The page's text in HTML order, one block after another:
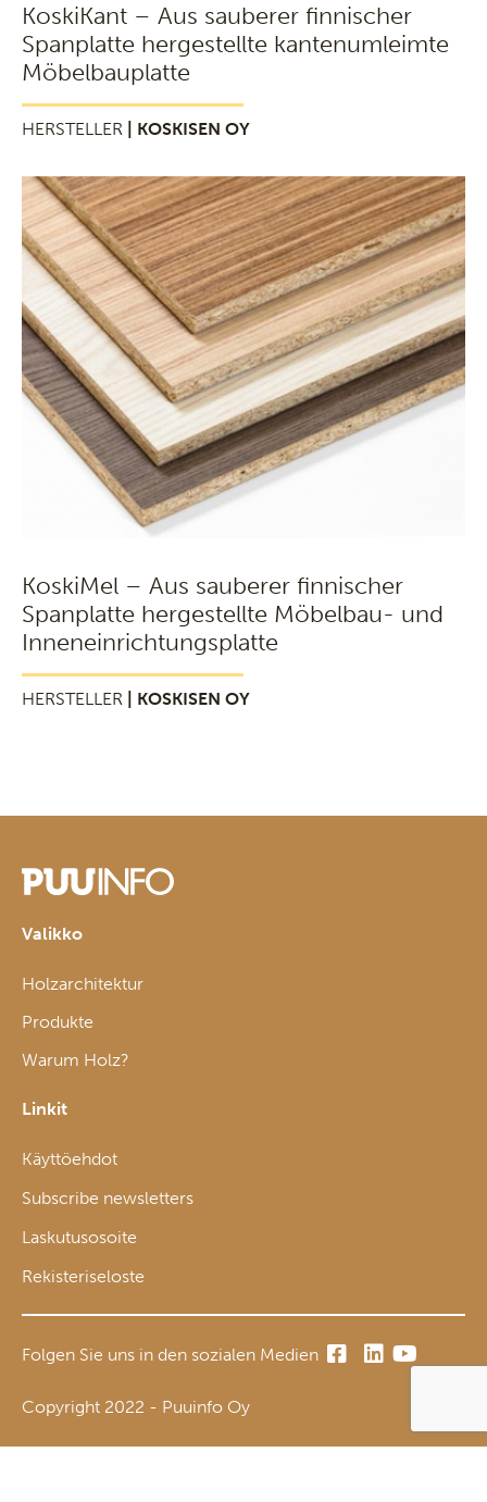
KoskiKant – Aus sauberer finnischer
Spanplatte hergestellte kantenumleimte
Möbelbauplatte
HERSTELLER | KOSKISEN OY
KoskiMel – Aus sauberer finnischer
Spanplatte hergestellte Möbelbau- und
Inneneinrichtungsplatte
HERSTELLER | KOSKISEN OY
Valikko
Holzarchitektur
Produkte
Warum Holz?
Linkit
Käyttöehdot
Subscribe newsletters
Laskutusosoite
Rekisteriseloste
Folgen Sie uns in den sozialen Medien
Copyright 2022 - Puuinfo Oy